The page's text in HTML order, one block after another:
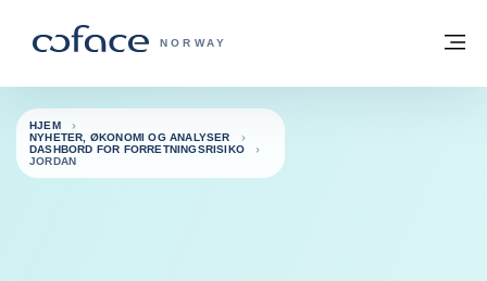
COFACE FOR TRADE - HJEMMESIDE
NORWAY
Tilbake til hjemmesiden
HJEM
NYHETER, ØKONOMI OG ANALYSER
DASHBORD FOR FORRETNINGSRISIKO
JORDAN